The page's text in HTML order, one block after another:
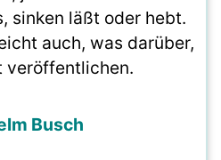
sinken läßt oder hebt.
auch, was darüber,
veröffentlichen.
Busch